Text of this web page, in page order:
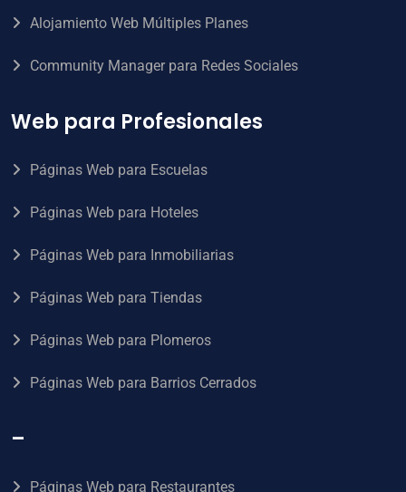
Alojamiento Web Múltiples Planes
Community Manager para Redes Sociales
Web para Profesionales
Páginas Web para Escuelas
Páginas Web para Hoteles
Páginas Web para Inmobiliarias
Páginas Web para Tiendas
Páginas Web para Plomeros
Páginas Web para Barrios Cerrados
–
Páginas Web para Restaurantes